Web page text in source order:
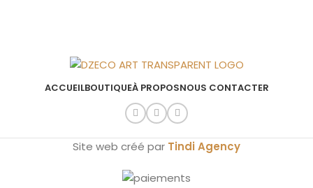
ACCUEILBOUTIQUEÀ PROPOSNOUS CONTACTER
Site web créé par Tindi Agency